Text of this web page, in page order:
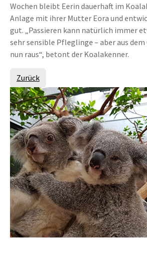
Wochen bleibt Eerin dauerhaft im
Anlage mit ihrer Mutter Eora und
gut. „Passieren kann natürlich immer
sehr sensible Pfleglinge – aber aus
nun raus“, betont der Koalakenner.
Zurück